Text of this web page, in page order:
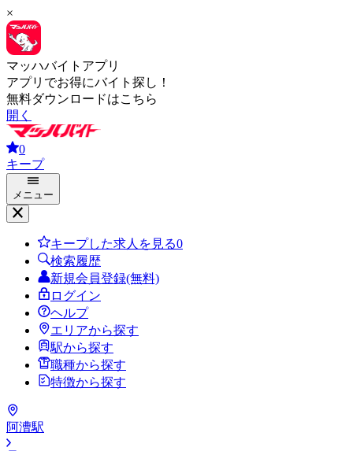
×
マッハバイトアプリ
アプリでお得にバイト探し！
無料ダウンロードはこちら
開く
0
キープ
メニュー
キープした求人を見る0
検索履歴
新規会員登録(無料)
ログイン
ヘルプ
エリアから探す
駅から探す
職種から探す
特徴から探す
阿漕駅